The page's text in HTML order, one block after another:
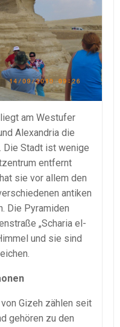
am Westufer
Alexandria die
Die Stadt ist wenige
entfernt
sie vor allem den
antiken
Die Pyramiden
„Scharia el-
und sie sind
Gizeh zählen seit
gehören zu den